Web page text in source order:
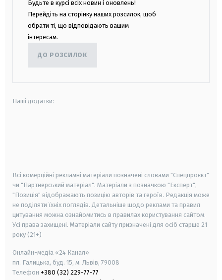
Будьте в курсі всіх новин і оновлень!
Перейдіть на сторінку наших розсилок, щоб
обрати ті, що відповідають вашим
інтересам.
ДО РОЗСИЛОК
Наші додатки:
Всі комерційні рекламні матеріали позначені словами "Спецпроєкт"
чи "Партнерський матеріал". Матеріали з позначкою "Експерт",
"Позиція" відображають позицію авторів та героїв. Редакція може
не поділяти їхніх поглядів. Детальніше щодо реклами та правил
цитування можна ознайомитись в правилах користування сайтом.
Усі права захищені. Матеріали сайту призначені для осіб старше 21
року (21+)
Онлайн-медіа «24 Канал»
пл. Галицька, буд. 15, м. Львів, 79008
Телефон +380 (32) 229-77-77